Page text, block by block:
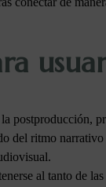
postproducción,
del ritmo
al tanto de